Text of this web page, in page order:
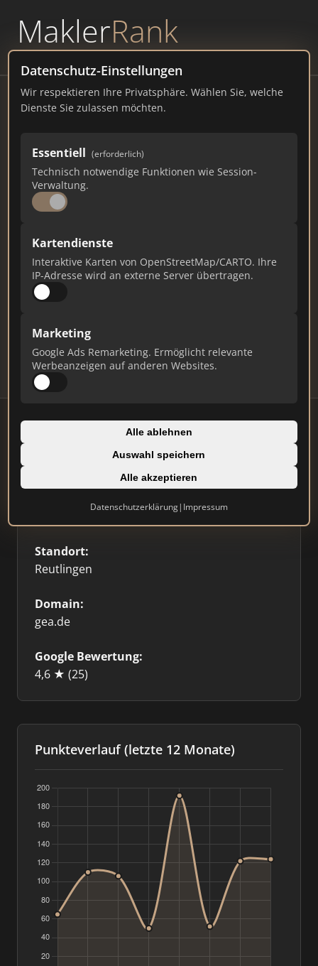
MaklerRank
powered byWAVEPOINT
Datenschutz-Einstellungen
Wir respektieren Ihre Privatsphäre. Wählen Sie, welche
Dienste Sie zulassen möchten.
Essentiell (erforderlich)
Technisch notwendige Funktionen wie Session-
Verwaltung.
Kartendienste
Interaktive Karten von OpenStreetMap/CARTO. Ihre
IP-Adresse wird an externe Server übertragen.
Marketing
Google Ads Remarketing. Ermöglicht relevante
Werbeanzeigen auf anderen Websites.
Alle ablehnen
Auswahl speichern
Alle akzeptieren
Datenschutzerklärung| Impressum
GEA ServiceCenter Reutlingen
gea.de
124
Ist das Ihr Unternehmen?
Verifizieren Sie Ihr Profil, bearbeiten Sie Ihre
Updates.
Profil beanspruchen
Standort:
Reutlingen
Domain:
gea.de
Google Bewertung:
4,6 ★ (25)
Punkteverlauf (letzte 12 Monate)